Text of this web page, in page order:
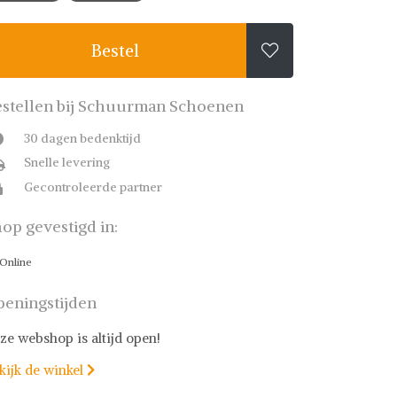
Bestel 
bij Schuurman Schoenen
30 dagen bedenktijd
Snelle levering
Gecontroleerde partner
gevestigd in:
Online
webshop is altijd open!
de winkel 